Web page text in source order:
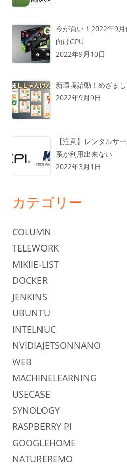
今が買い！2022年9
向けGPU
2022年9月10日
新環境始動！めざま
2022年9月9日
【注意】レンタルサ
系が利用出来ない
2022年3月1日
カテゴリー
COLUMN
TELEWORK
MIKIIE-LIST
DOCKER
JENKINS
UBUNTU
INTELNUC
NVIDIAJETSONNANO
WEB
MACHINELEARNING
USECASE
SYNOLOGY
RASPBERRY PI
GOOGLEHOME
NATUREREMO